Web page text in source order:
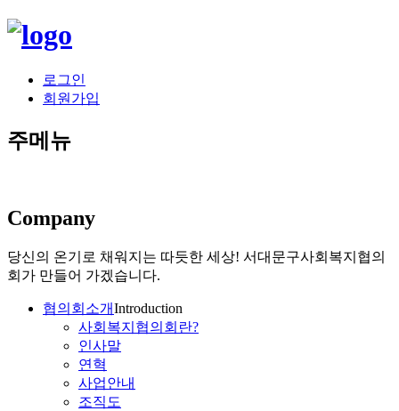
로그인
회원가입
주메뉴
Company
당신의 온기로 채워지는 따듯한 세상! 서대문구사회복지협의
회가 만들어 가겠습니다.
협의회소개Introduction
사회복지협의회란?
인사말
연혁
사업안내
조직도